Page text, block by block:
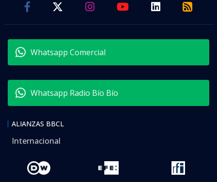
Whatsapp Comercial
Whatsapp Radio Bío Bío
ALIANZAS BBCL
Internacional